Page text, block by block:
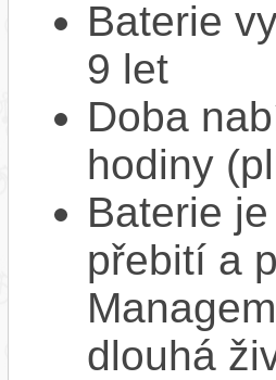
Baterie
9 let
Doba
hodiny
Baterie
přebití a
dlouhá